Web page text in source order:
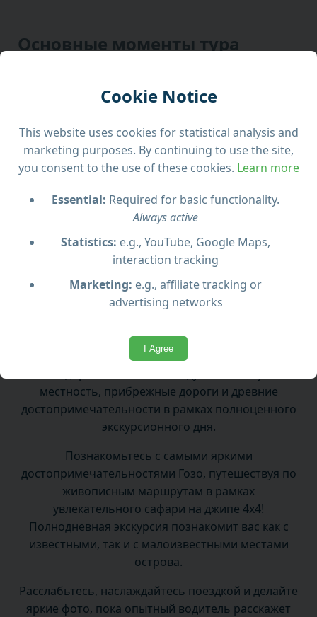
Cookie Notice
This website uses cookies for statistical analysis and
marketing purposes. By continuing to use the site,
you consent to the use of these cookies. Learn more
Essential: Required for basic functionality.
Always active
Statistics: e.g., YouTube, Google Maps,
interaction tracking
Marketing: e.g., affiliate tracking or
advertising networks
I Agree
Основные моменты тура
Незабываемый внедорожный опыт
Посещение известных и скрытых мест Гозо
Традиционный обед в стиле Гозо
Обратный путь через пещеры Комино и
Отправьтесь в джип-сафари по острову Гозо на
местность, прибрежные дороги и древние
достопримечательности в рамках полноценного
экскурсионного дня.
Познакомьтесь с самыми яркими
достопримечательностями Гозо, путешествуя по
живописным маршрутам в рамках
увлекательного сафари на джипе 4x4!
Полнодневная экскурсия познакомит вас как с
известными, так и с малоизвестными местами
острова.
Расслабьтесь, наслаждайтесь поездкой и делайте
яркие фото, пока опытный водитель расскажет